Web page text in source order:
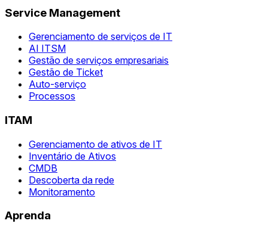
Service Management
Gerenciamento de serviços de IT
AI ITSM
Gestão de serviços empresariais
Gestão de Ticket
Auto-serviço
Processos
ITAM
Gerenciamento de ativos de IT
Inventário de Ativos
CMDB
Descoberta da rede
Monitoramento
Aprenda